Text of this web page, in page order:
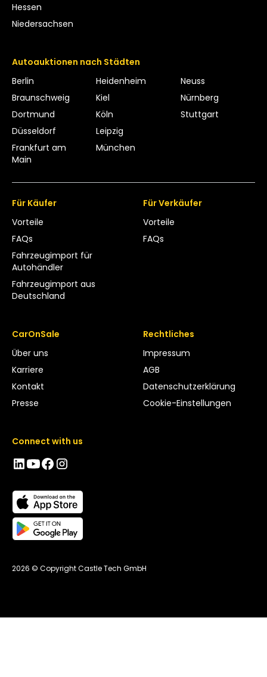
Hessen
Niedersachsen
Autoauktionen nach Städten
Berlin
Braunschweig
Dortmund
Düsseldorf
Frankfurt am
Main
Heidenheim
Kiel
Köln
Leipzig
München
Neuss
Nürnberg
Stuttgart
Für Käufer
Vorteile
FAQs
Fahrzeugimport für
Autohändler
Fahrzeugimport aus
Deutschland
Für Verkäufer
Vorteile
FAQs
CarOnSale
Über uns
Karriere
Kontakt
Presse
Rechtliches
Impressum
AGB
Datenschutzerklärung
Cookie-Einstellungen
Connect with us
2026 © Copyright Castle Tech GmbH